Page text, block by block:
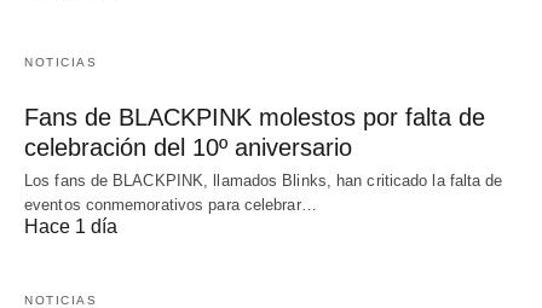
NOTICIAS
Fans de BLACKPINK molestos por falta de
celebración del 10º aniversario
Los fans de BLACKPINK, llamados Blinks, han criticado la falta de
eventos conmemorativos para celebrar…
Hace 1 día
NOTICIAS